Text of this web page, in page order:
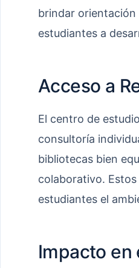
brindar orientación
estudiantes a
Acceso a
El centro de
consultoría
bibliotecas bien
colaborativo.
estudiantes el
Impacto en